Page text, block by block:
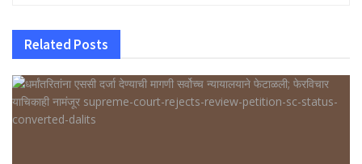
Related Posts